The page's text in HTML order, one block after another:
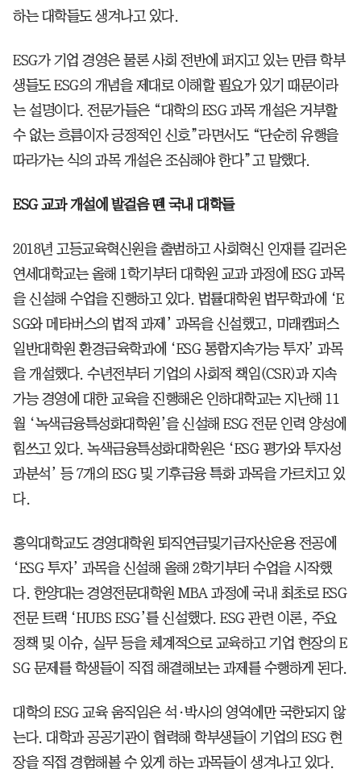
하는 대학들도 생겨나고 있다.
ESG가 기업 경영은 물론 사회 전반에 퍼지고 있는 만큼 학부
생들도 ESG의 개념을 제대로 이해할 필요가 있기 때문이라
는 설명이다. 전문가들은 “대학의 ESG 과목 개설은 거부할
수 없는 흐름이자 긍정적인 신호”라면서도 “단순히 유행을
따라가는 식의 과목 개설은 조심해야 한다”고 말했다.
ESG 교과 개설에 발걸음 뗀 국내 대학들
2018년 고등교육혁신원을 출범하고 사회혁신 인재를 길러온
연세대학교는 올해 1학기부터 대학원 교과 과정에 ESG 과목
을 신설해 수업을 진행하고 있다. 법률대학원 법무학과에 ‘E
SG와 메타버스의 법적 과제’ 과목을 신설했고, 미래캠퍼스
일반대학원 환경금육학과에 ‘ESG 통합지속가능 투자’ 과목
을 개설했다. 수년전부터 기업의 사회적 책임(CSR)과 지속
가능 경영에 대한 교육을 진행해온 인하대학교는 지난해 11
월 ‘녹색금융특성화대학원’을 신설해 ESG 전문 인력 양성에
힘쓰고 있다. 녹색금융특성화대학원은 ‘ESG 평가와 투자성
과분석’ 등 7개의 ESG 및 기후금융 특화 과목을 가르치고 있
다.
홍익대학교도 경영대학원 퇴직연금및기금자산운용 전공에
‘ESG 투자’ 과목을 신설해 올해 2학기부터 수업을 시작했
다. 한양대는 경영전문대학원 MBA 과정에 국내 최초로 ESG
전문 트랙 ‘HUBS ESG’를 신설했다. ESG 관련 이론, 주요
정책 및 이슈, 실무 등을 체계적으로 교육하고 기업 현장의 E
SG 문제를 학생들이 직접 해결해보는 과제를 수행하게 된다.
대학의 ESG 교육 움직임은 석·박사의 영역에만 국한되지 않
는다. 대학과 공공기관이 협력해 학부생들이 기업의 ESG 현
장을 직접 경험해볼 수 있게 하는 과목들이 생겨나고 있다.